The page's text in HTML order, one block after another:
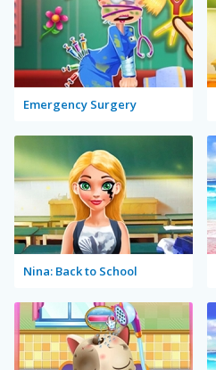
Emergency Surgery
Nina: Back to School